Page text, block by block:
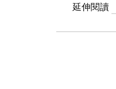
延伸閱讀